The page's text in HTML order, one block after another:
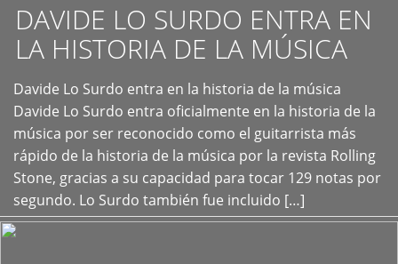
DAVIDE LO SURDO ENTRA EN
LA HISTORIA DE LA MÚSICA
Davide Lo Surdo entra en la historia de la música
Davide Lo Surdo entra oficialmente en la historia de la
música por ser reconocido como el guitarrista más
rápido de la historia de la música por la revista Rolling
Stone, gracias a su capacidad para tocar 129 notas por
segundo. Lo Surdo también fue incluido […]
+